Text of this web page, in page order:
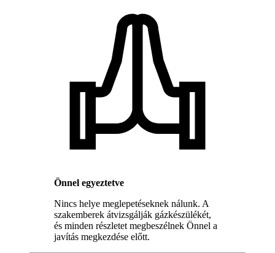
Önnel egyeztetve
Nincs helye meglepetéseknek nálunk. A
szakemberek átvizsgálják gázkészülékét,
és minden részletet megbeszélnek Önnel a
javítás megkezdése előtt.